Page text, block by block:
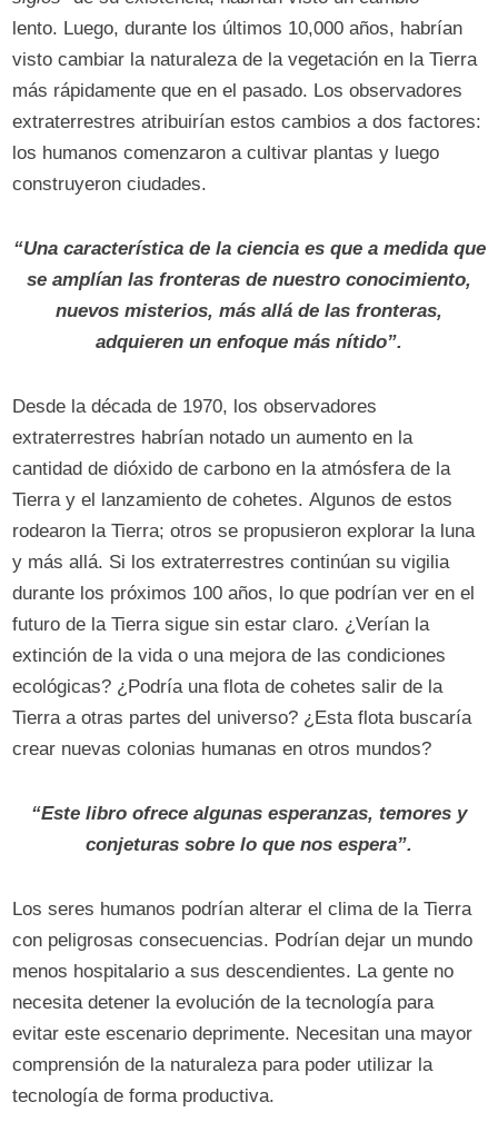
lento. Luego, durante los últimos 10,000 años, habrían
visto cambiar la naturaleza de la vegetación en la Tierra
más rápidamente que en el pasado. Los observadores
extraterrestres atribuirían estos cambios a dos factores:
los humanos comenzaron a cultivar plantas y luego
construyeron ciudades.
“Una característica de la ciencia es que a medida que
se amplían las fronteras de nuestro conocimiento,
nuevos misterios, más allá de las fronteras,
adquieren un enfoque más nítido”.
Desde la década de 1970, los observadores
extraterrestres habrían notado un aumento en la
cantidad de dióxido de carbono en la atmósfera de la
Tierra y el lanzamiento de cohetes. Algunos de estos
rodearon la Tierra; otros se propusieron explorar la luna
y más allá. Si los extraterrestres continúan su vigilia
durante los próximos 100 años, lo que podrían ver en el
futuro de la Tierra sigue sin estar claro. ¿Verían la
extinción de la vida o una mejora de las condiciones
ecológicas? ¿Podría una flota de cohetes salir de la
Tierra a otras partes del universo? ¿Esta flota buscaría
crear nuevas colonias humanas en otros mundos?
“Este libro ofrece algunas esperanzas, temores y
conjeturas sobre lo que nos espera”.
Los seres humanos podrían alterar el clima de la Tierra
con peligrosas consecuencias. Podrían dejar un mundo
menos hospitalario a sus descendientes. La gente no
necesita detener la evolución de la tecnología para
evitar este escenario deprimente. Necesitan una mayor
comprensión de la naturaleza para poder utilizar la
tecnología de forma productiva.